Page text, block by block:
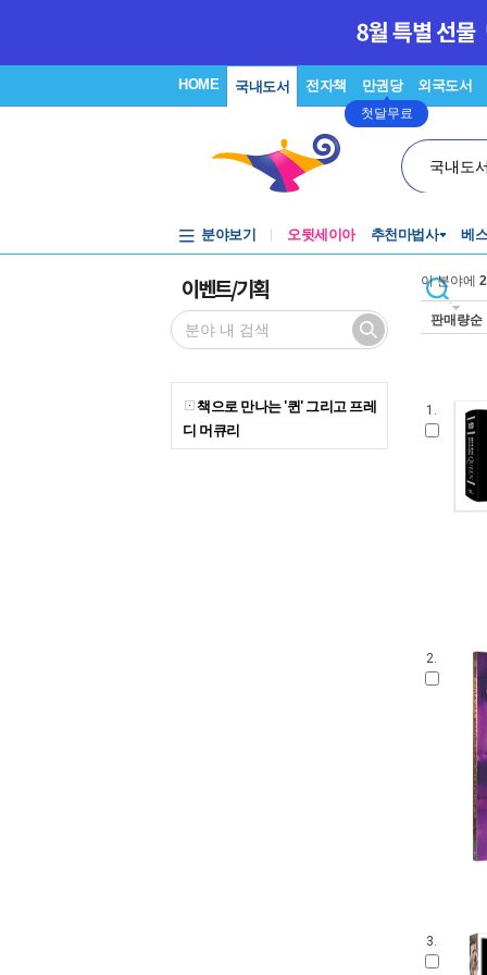
HOME 국내도서 전자책 만권당
첫달무료
외국도서
국내도
분야보기 오뒷세이아 추천마법사 베
이벤트/기획
책으로 만나는 '퀸' 그리고 프레
디 머큐리
이 분야에
판매량순
1.
2.
3.